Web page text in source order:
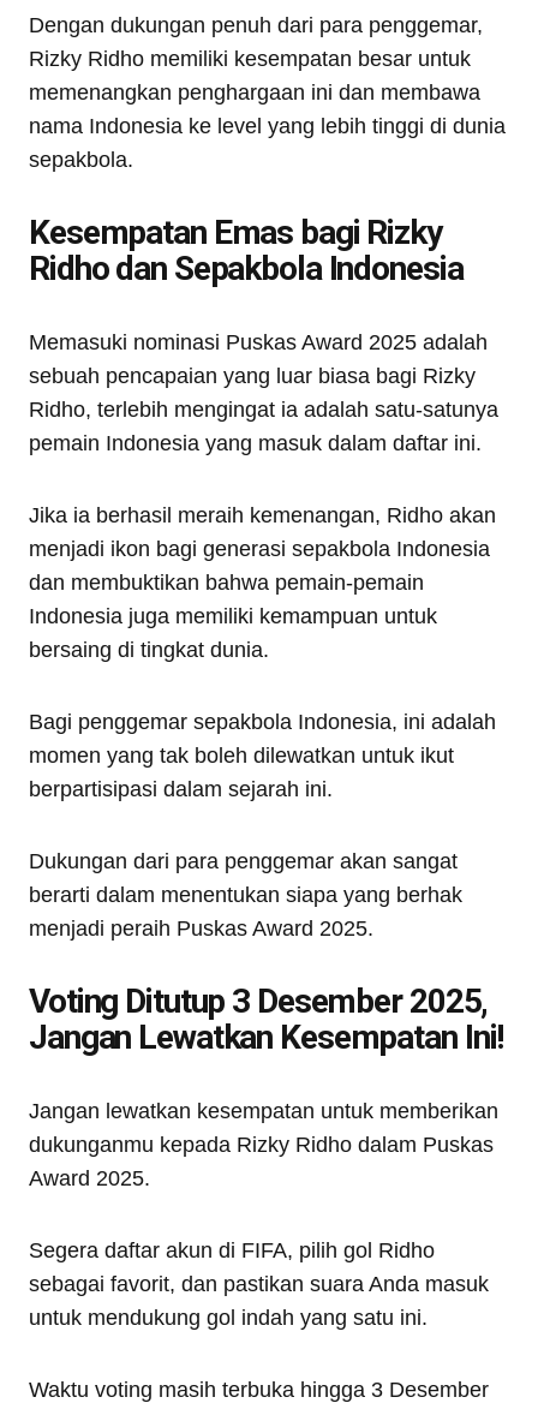
Dengan dukungan penuh dari para penggemar,
Rizky Ridho memiliki kesempatan besar untuk
memenangkan penghargaan ini dan membawa
nama Indonesia ke level yang lebih tinggi di dunia
sepakbola.
Kesempatan Emas bagi Rizky
Ridho dan Sepakbola Indonesia
Memasuki nominasi Puskas Award 2025 adalah
sebuah pencapaian yang luar biasa bagi Rizky
Ridho, terlebih mengingat ia adalah satu-satunya
pemain Indonesia yang masuk dalam daftar ini.
Jika ia berhasil meraih kemenangan, Ridho akan
menjadi ikon bagi generasi sepakbola Indonesia
dan membuktikan bahwa pemain-pemain
Indonesia juga memiliki kemampuan untuk
bersaing di tingkat dunia.
Bagi penggemar sepakbola Indonesia, ini adalah
momen yang tak boleh dilewatkan untuk ikut
berpartisipasi dalam sejarah ini.
Dukungan dari para penggemar akan sangat
berarti dalam menentukan siapa yang berhak
menjadi peraih Puskas Award 2025.
Voting Ditutup 3 Desember 2025,
Jangan Lewatkan Kesempatan Ini!
Jangan lewatkan kesempatan untuk memberikan
dukunganmu kepada Rizky Ridho dalam Puskas
Award 2025.
Segera daftar akun di FIFA, pilih gol Ridho
sebagai favorit, dan pastikan suara Anda masuk
untuk mendukung gol indah yang satu ini.
Waktu voting masih terbuka hingga 3 Desember